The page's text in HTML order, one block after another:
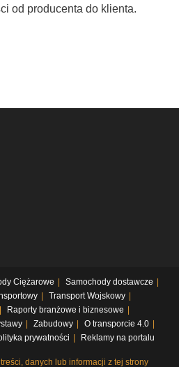
od producenta do klienta.
Ciężarowe
Samochody dostawcze
Transport Wojskowy
Raporty branżowe i biznesowe
Zabudowy
O transporcie 4.0
prywatności Reklamy na portalu
danych lub informacji z tej strony